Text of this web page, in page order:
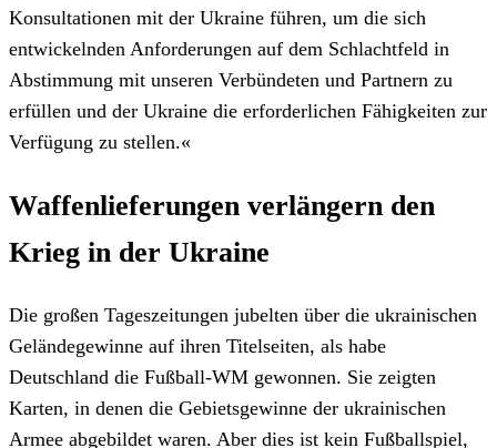
Konsultationen mit der Ukraine führen, um die sich
entwickelnden Anforderungen auf dem Schlachtfeld in
Abstimmung mit unseren Verbündeten und Partnern zu
erfüllen und der Ukraine die erforderlichen Fähigkeiten zur
Verfügung zu stellen.«
Waffenlieferungen verlängern den
Krieg in der Ukraine
Die großen Tageszeitungen jubelten über die ukrainischen
Geländegewinne auf ihren Titelseiten, als habe
Deutschland die Fußball-WM gewonnen. Sie zeigten
Karten, in denen die Gebietsgewinne der ukrainischen
Armee abgebildet waren. Aber dies ist kein Fußballspiel,